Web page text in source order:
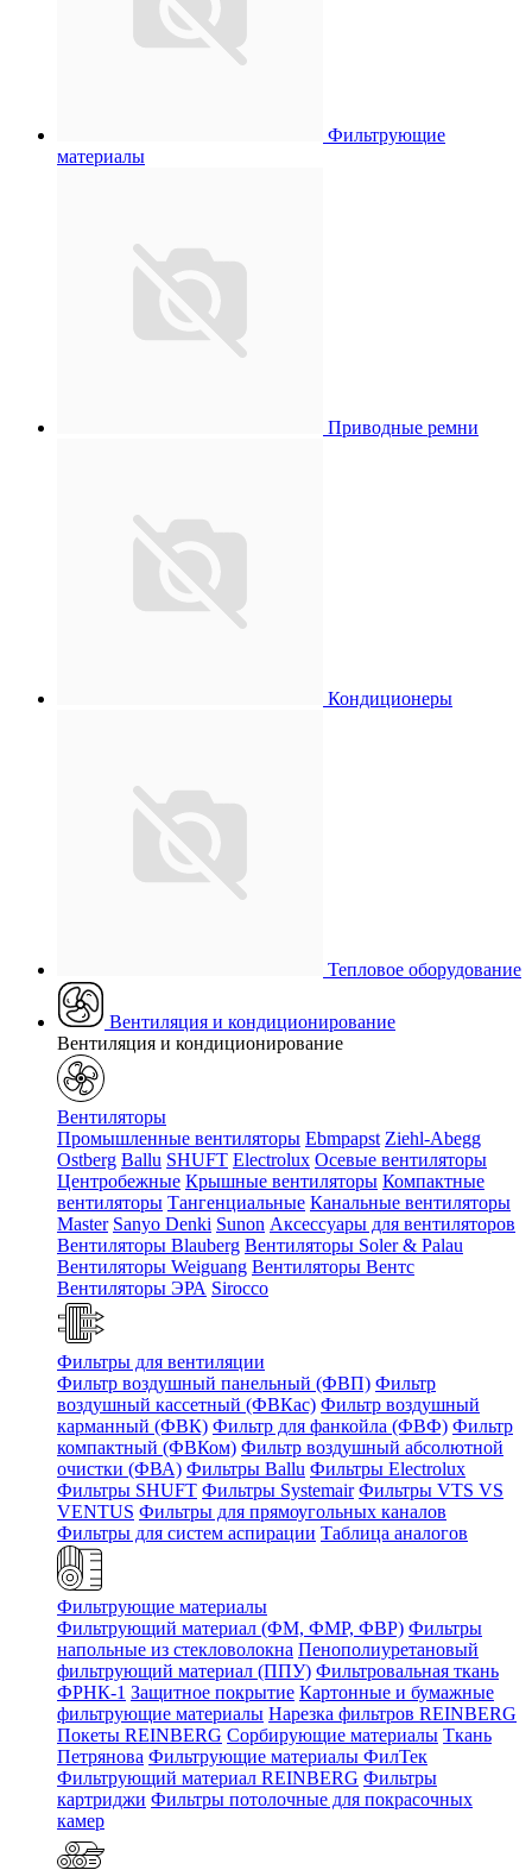
Фильтрующие
материалы
Приводные ремни
Кондиционеры
Тепловое оборудование
Вентиляция и кондиционирование
Вентиляция и кондиционирование
Вентиляторы
Промышленные вентиляторы Ebmpapst Ziehl-Abegg
Ostberg Ballu SHUFT Electrolux Осевые вентиляторы
Центробежные Крышные вентиляторы Компактные
вентиляторы Тангенциальные Канальные вентиляторы
Master Sanyo Denki Sunon Аксессуары для вентиляторов
Вентиляторы Blauberg Вентиляторы Soler & Palau
Вентиляторы Weiguang Вентиляторы Вентс
Вентиляторы ЭРА Sirocco
Фильтры для вентиляции
Фильтр воздушный панельный (ФВП) Фильтр
воздушный кассетный (ФВКас) Фильтр воздушный
карманный (ФВК) Фильтр для фанкойла (ФВФ) Фильтр
компактный (ФВКом) Фильтр воздушный абсолютной
очистки (ФВА) Фильтры Ballu Фильтры Electrolux
Фильтры SHUFT Фильтры Systemair Фильтры VTS VS
VENTUS Фильтры для прямоугольных каналов
Фильтры для систем аспирации Таблица аналогов
Фильтрующие материалы
Фильтрующий материал (ФМ, ФМР, ФВР) Фильтры
напольные из стекловолокна Пенополиуретановый
фильтрующий материал (ППУ) Фильтровальная ткань
ФРНК-1 Защитное покрытие Картонные и бумажные
фильтрующие материалы Нарезка фильтров REINBERG
Покеты REINBERG Сорбирующие материалы Ткань
Петрянова Фильтрующие материалы ФилТек
Фильтрующий материал REINBERG Фильтры
картриджи Фильтры потолочные для покрасочных
камер